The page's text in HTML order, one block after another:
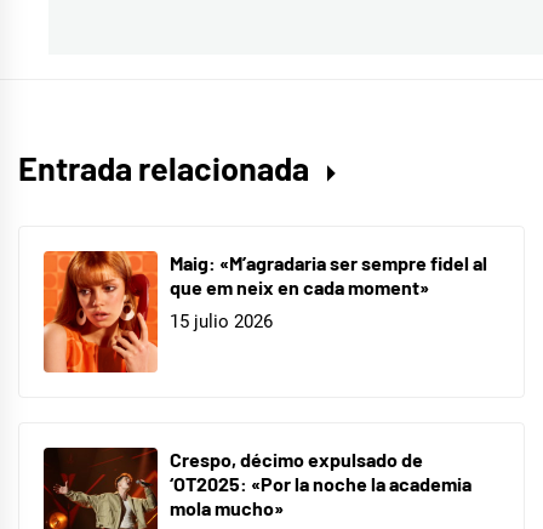
Entrada relacionada
Maig: «M’agradaria ser sempre fidel al
que em neix en cada moment»
15 julio 2026
Crespo, décimo expulsado de
‘OT2025: «Por la noche la academia
mola mucho»